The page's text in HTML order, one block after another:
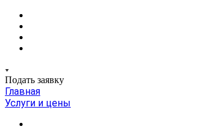
Подать заявку
Главная
Услуги и цены